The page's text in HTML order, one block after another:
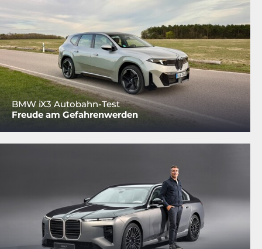
BMW iX3 Autobahn-Test
Freude am Gefahrenwerden